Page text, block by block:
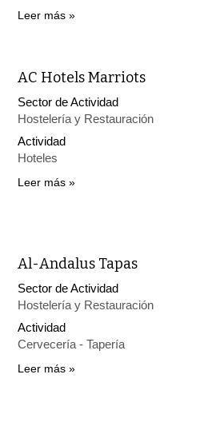
Leer más
AC Hotels Marriots
Sector de Actividad
Hostelería y Restauración
Actividad
Hoteles
Leer más
Al-Andalus Tapas
Sector de Actividad
Hostelería y Restauración
Actividad
Cervecería - Tapería
Leer más